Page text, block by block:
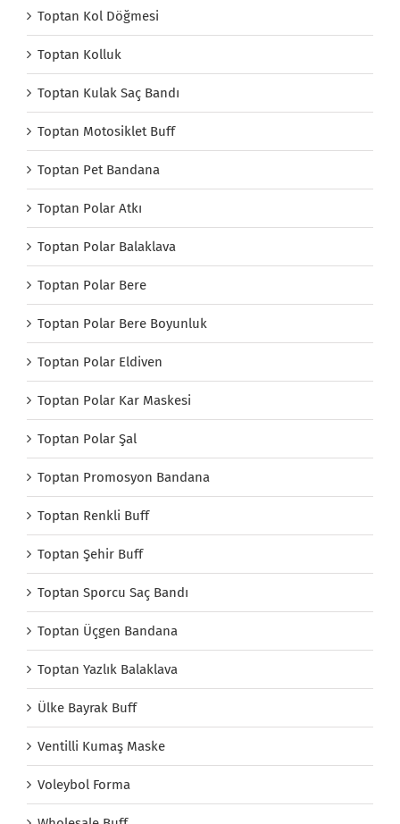
Toptan Kol Döğmesi
Toptan Kolluk
Toptan Kulak Saç Bandı
Toptan Motosiklet Buff
Toptan Pet Bandana
Toptan Polar Atkı
Toptan Polar Balaklava
Toptan Polar Bere
Toptan Polar Bere Boyunluk
Toptan Polar Eldiven
Toptan Polar Kar Maskesi
Toptan Polar Şal
Toptan Promosyon Bandana
Toptan Renkli Buff
Toptan Şehir Buff
Toptan Sporcu Saç Bandı
Toptan Üçgen Bandana
Toptan Yazlık Balaklava
Ülke Bayrak Buff
Ventilli Kumaş Maske
Voleybol Forma